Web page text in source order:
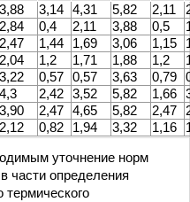
3,88 3,14 4,31 5,82 2,11
2,84 0,4 2,11 3,88 0,5
2,47 1,44 1,69 3,06 1,15
2,04 1,2 1,71 1,88 1,2
3,22 0,57 0,57 3,63 0,79
4,3 2,42 3,52 5,82 1,66
3,90 2,47 4,65 5,82 2,47
2,12 0,82 1,94 3,32 1,16
уточнение норм
части определения
термического